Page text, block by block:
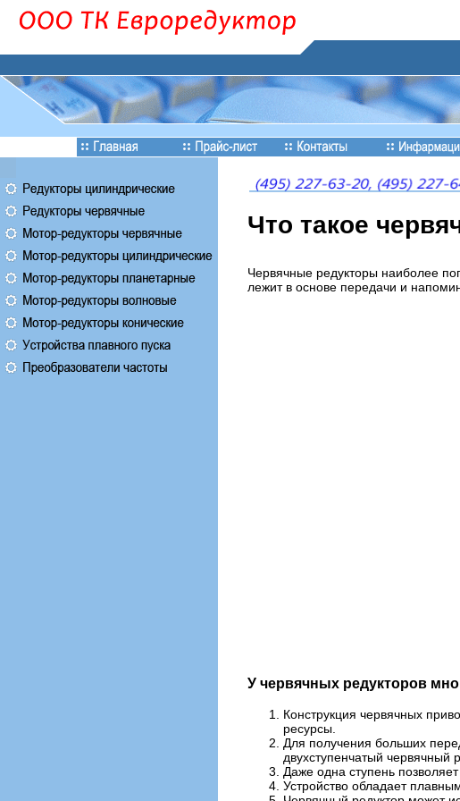
Что такое
Червячные редукторы наиболее
лежит в основе передачи и
У червячных редукторов
Конструкция червячных
ресурсы.
Для получения больших
двухступенчатый червячный
Даже одна ступень
Устройство обладает